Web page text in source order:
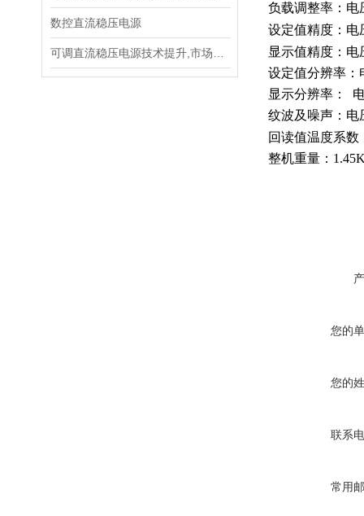
数控直流稳压电源
负载调整率：电
设定值精度：电
显示值精度：电
设定值分辨率：
显示分辨率：
纹波及噪声：电
回读值温度系数
整机重量：
您的
您的
联系
常用